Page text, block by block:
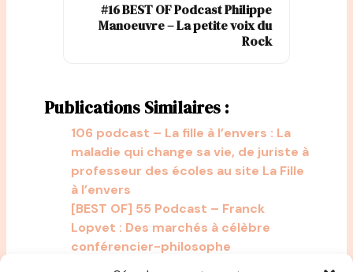
#16 BEST OF Podcast Philippe
Manoeuvre – La petite voix du
Rock
Publications Similaires :
106 podcast – La fille à l’envers : La
maladie qui change sa vie, de juriste à
professeur des écoles au site La Fille
à l’envers
[BEST OF] 55 Podcast – Franck
Lopvet : Des marchés à célèbre
conférencier-philosophe